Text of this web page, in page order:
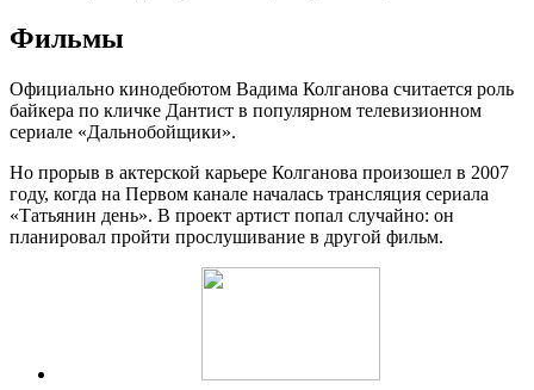
Фильмы
Официально кинодебютом Вадима Колганова считается роль
байкера по кличке Дантист в популярном телевизионном
сериале «Дальнобойщики».
Но прорыв в актерской карьере Колганова произошел в 2007
году, когда на Первом канале началась трансляция сериала
«Татьянин день». В проект артист попал случайно: он
планировал пройти прослушивание в другой фильм.